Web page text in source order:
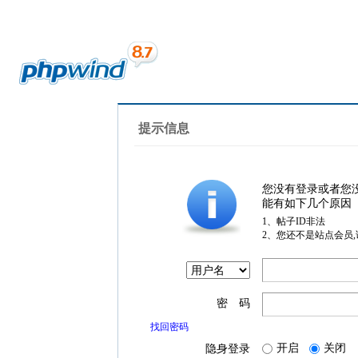
提示信息
您没有登录或者您
能有如下几个原因
1、帖子ID非法
2、您还不是站点会员
密 码
找回密码
隐身登录 开启 关闭